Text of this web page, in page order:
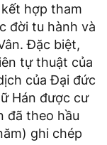
hợp tham
đời tu hành và
Đặc biệt,
tự thuật của
của Đại đức
Hán được cư
đã theo hầu
ghi chép